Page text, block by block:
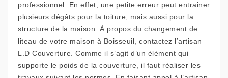
professionnel. En effet, une petite erreur peut entrainer
plusieurs dégâts pour la toiture, mais aussi pour la
structure de la maison. À propos du changement de
liteau de votre maison à Boisseuil, contactez l’artisan
L.D Couverture. Comme il s’agit d’un élément qui
supporte le poids de la couverture, il faut réaliser les